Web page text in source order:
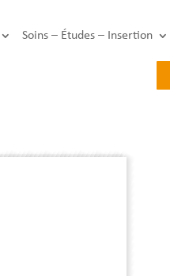
Soins – Études – Insertion